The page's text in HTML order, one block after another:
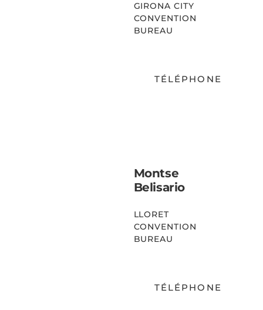
GIRONA CITY
CONVENTION
BUREAU
TÉLÉPHONE
Montse
Belisario
LLORET
CONVENTION
BUREAU
TÉLÉPHONE